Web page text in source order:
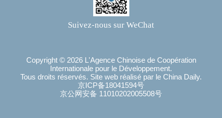
Suivez-nous sur WeChat
Copyright © 2026 L'Agence Chinoise de Coopération
Internationale pour le Développement.
Tous droits réservés. Site web réalisé par le China Daily.
京ICP备18041594号
京公网安备 11010202005508号